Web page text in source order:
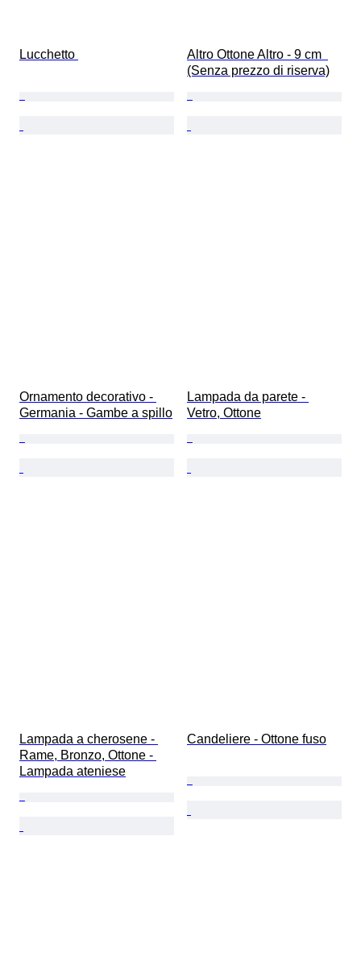
Lucchetto
Altro Ottone Altro - 9 cm
(Senza prezzo di riserva)
Ornamento decorativo -
Germania - Gambe a spillo
Lampada da parete -
Vetro, Ottone
Lampada a cherosene -
Rame, Bronzo, Ottone -
Lampada ateniese
Candeliere - Ottone fuso